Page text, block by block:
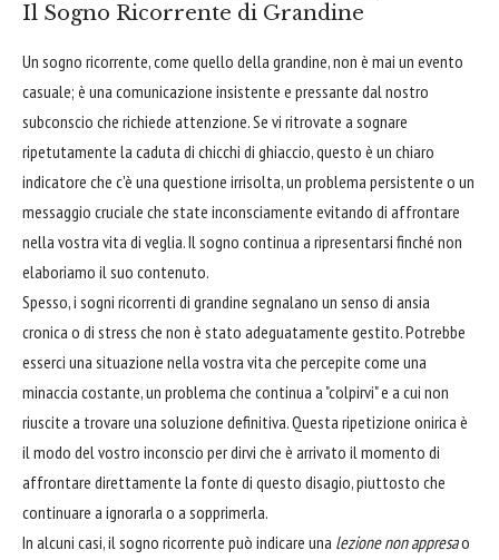
Il Sogno Ricorrente di Grandine
Un sogno ricorrente, come quello della grandine, non è mai un evento
casuale; è una comunicazione insistente e pressante dal nostro
subconscio che richiede attenzione. Se vi ritrovate a sognare
ripetutamente la caduta di chicchi di ghiaccio, questo è un chiaro
indicatore che c'è una questione irrisolta, un problema persistente o un
messaggio cruciale che state inconsciamente evitando di affrontare
nella vostra vita di veglia. Il sogno continua a ripresentarsi finché non
elaboriamo il suo contenuto.
Spesso, i sogni ricorrenti di grandine segnalano un senso di ansia
cronica o di stress che non è stato adeguatamente gestito. Potrebbe
esserci una situazione nella vostra vita che percepite come una
minaccia costante, un problema che continua a "colpirvi" e a cui non
riuscite a trovare una soluzione definitiva. Questa ripetizione onirica è
il modo del vostro inconscio per dirvi che è arrivato il momento di
affrontare direttamente la fonte di questo disagio, piuttosto che
continuare a ignorarla o a sopprimerla.
In alcuni casi, il sogno ricorrente può indicare una lezione non appresao